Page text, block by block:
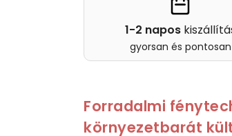
1-2 napos
gyorsan és pontosan
Forradalmi
környezetbarát